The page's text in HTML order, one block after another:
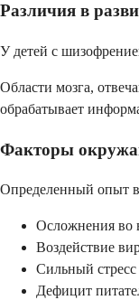
Различия в
У детей с
Области мозга,
обрабатывает
Факторы
Определенный опыт
Осложнения во
Воздействие
Сильный стресс
Дефицит